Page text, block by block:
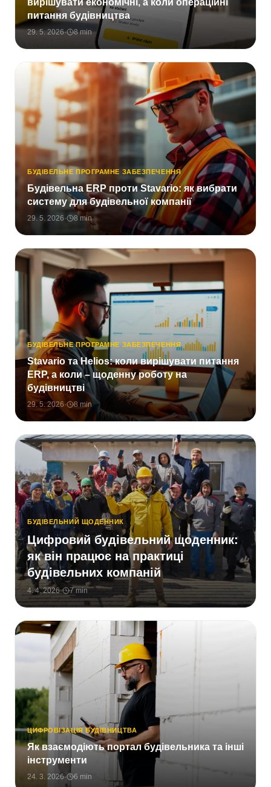
вирішувати економічні, а коли операційні
питання будівництва
29. 5. 2026· 8min
БУДІВЕЛЬНЕ ПРОГРАМНЕ ЗАБЕЗПЕЧЕННЯ
Будівельна ERP проти Stavario: як вибрати
систему для будівельної компанії
29. 5. 2026· 8 min
БУДІВЕЛЬНЕ ПРОГРАМНЕ ЗАБЕЗПЕЧЕННЯ
Stavario та Helios: коли вирішувати питання
ERP, а коли – щоденну роботу на
будівництві
29. 5. 2026· 8 min
БУДІВЕЛЬНИЙ ЩОДЕННИК
Цифровий будівельний щоденник:
як він працює на практиці
будівельних компаній
4. 4. 2026· 7min
ЦИФРОВІЗАЦІЯ БУДІВНИЦТВА
Як взаємодіють портал будівельника та інші
інструменти
24. 3. 2026· 6 min